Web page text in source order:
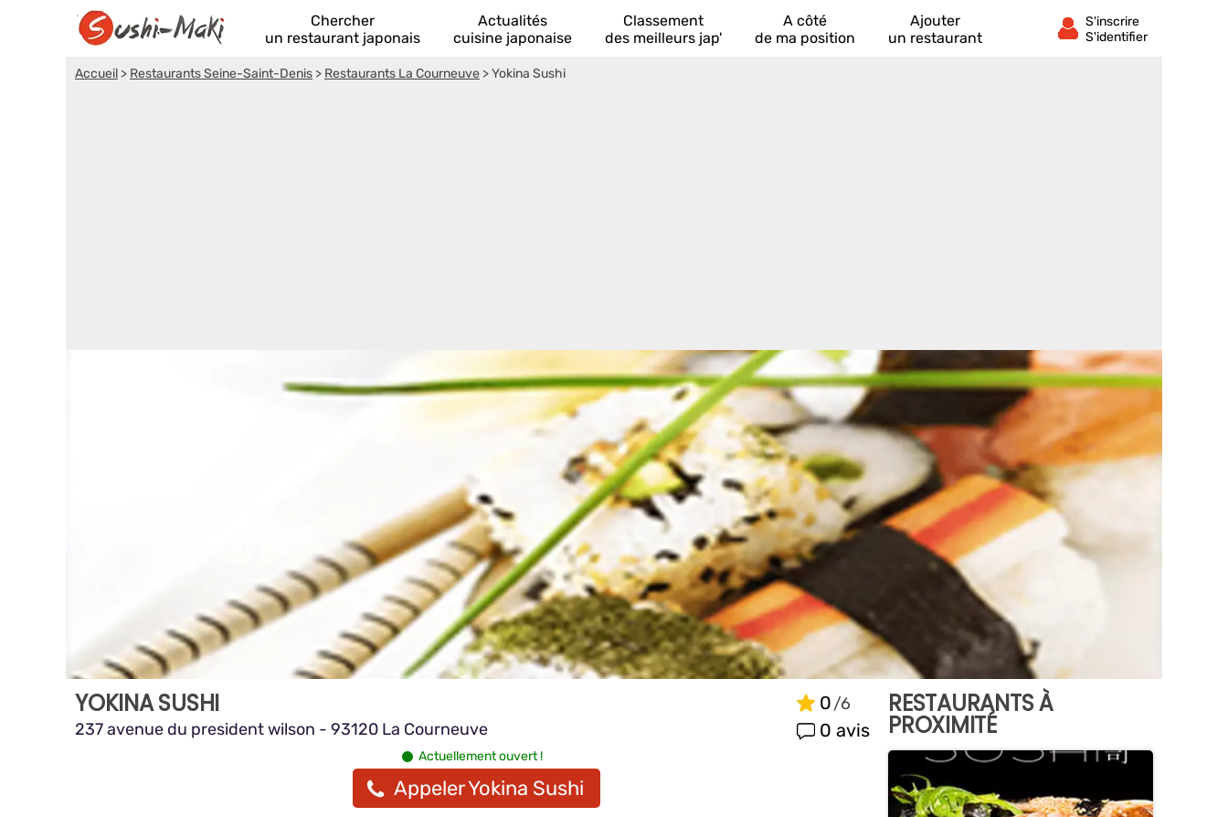
Chercher
un restaurant japonais
Actualités
cuisine japonaise
Classement
des meilleurs jap'
A côté
de ma position
Ajouter
un restaurant
Accueil > Restaurants Seine-Saint-Denis > Restaurants La Courneuve >Yokina Sushi
YOKINA SUSHI
237 avenue du president wilson - 93120 La Courneuve
0
0 avis
Actuellement ouvert !
Appeler Yokina Sushi
RESTAURANTS À
PROXIMITÉ